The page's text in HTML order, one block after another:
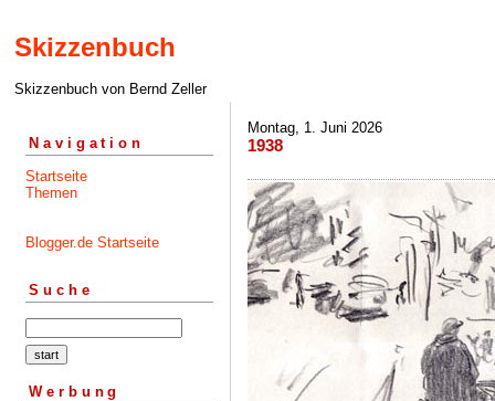
Skizzenbuch
Skizzenbuch von Bernd Zeller
Navigation
Startseite
Themen
Blogger.de Startseite
Suche
Werbung
Montag, 1. Juni 2026
1938